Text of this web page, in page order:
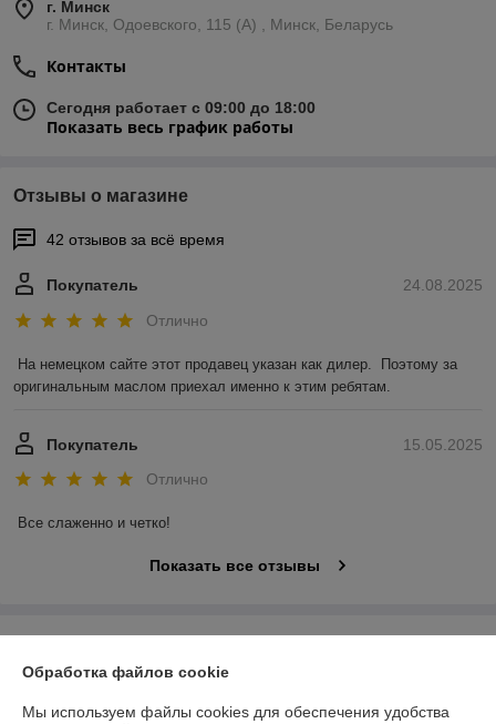
г. Минск
г. Минск, Одоевского, 115 (А) , Минск, Беларусь
Контакты
Сегодня работает с 09:00 до 18:00
Показать весь график работы
Отзывы о магазине
42 отзывов за всё время
24.08.2025
Покупатель
Отлично
На немецком сайте этот продавец указан как дилер.  Поэтому за
оригинальным маслом приехал именно к этим ребятам.
15.05.2025
Покупатель
Отлично
Все слаженно и четко!
Показать все отзывы
О нас
Обработка файлов cookie
Мы используем файлы cookies для обеспечения удобства